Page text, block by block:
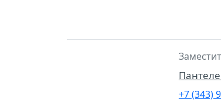
+7 (343)